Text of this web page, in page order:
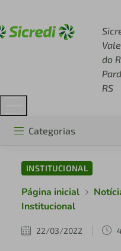
Vale
do
RS
Categorias
INSTITUCIONAL
Página inicial
Institucional
22/03/2022